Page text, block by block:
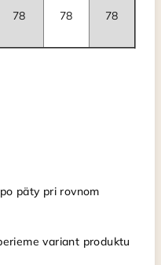
78 78 78
päty pri rovnom
variant produktu